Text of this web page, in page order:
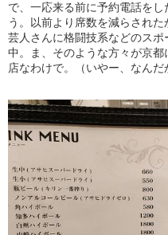
で、一応来る前に予約電話を
う。以前より席数を減らされた
芸人さんに格闘技系などのス
中。ま、そのような方々が京
店なわけで。（いやー、なんだ